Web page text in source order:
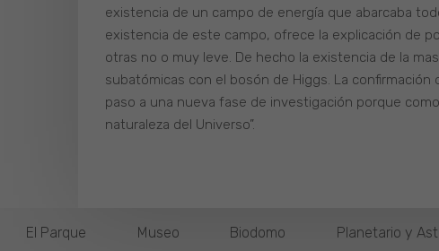
existencia de un campo de energía que abarcaba
existencia de este campo, ofrece la explicación de
otras no o muy leve. De hecho la existencia de la
subatómicas con el bosón de Higgs. La
paso a una nueva fase de investigación porque
naturaleza del Universo”.
El Parque Museo Biodomo Planetario y